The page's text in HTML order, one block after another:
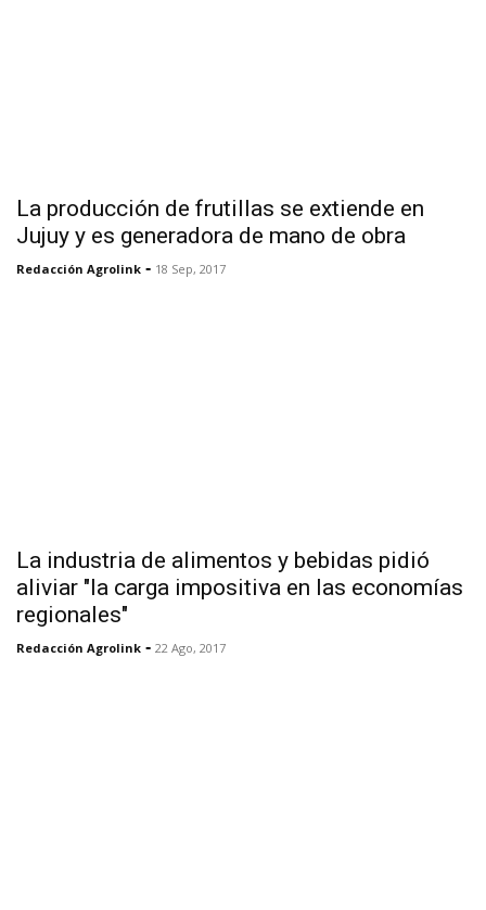
La producción de frutillas se extiende en
Jujuy y es generadora de mano de obra
Redacción Agrolink - 18 Sep, 2017
La industria de alimentos y bebidas pidió
aliviar "la carga impositiva en las economías
regionales"
Redacción Agrolink - 22 Ago, 2017